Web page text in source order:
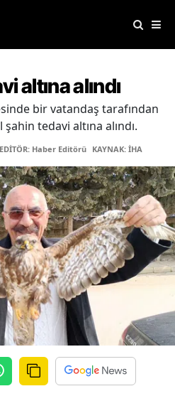
altına alındı
bir vatandaş tarafından
tedavi altına alındı.
EDİTÖR: Haber Editörü KAYNAK: İHA